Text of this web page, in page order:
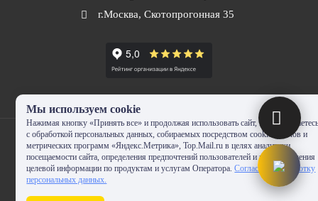
г.Москва, Скотопрогонная 35
© 2010-2024 - EUROMAT|3D-SHOP.RU. Все права защищены. Копирование
Мы используем cookie
Нажимая кнопку «Принять все» и продолжая использовать сайт, Вы
с обработкой персональных данных, собираемых посредством cookie-файлов и
метрических программ «Яндекс.Метрика», Top.Mail.ru в целях аналитики
посещаемости сайта, определения предпочтений пользователей и предоставления
целевой информации по продуктам и услугам Оператора.Согласие на обработку
персональных данных.